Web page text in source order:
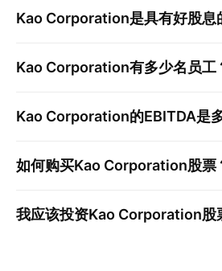
Kao Corporation是具有好股息
Kao Corporation有多少名员工
Kao Corporation的EBITDA是
如何购买Kao Corporation股票
我应该投资Kao Corporation股